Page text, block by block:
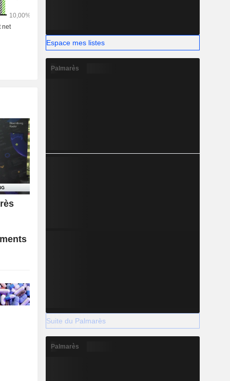
Espace mes listes
Palmarès
Suite du Palmarès
Palmarès